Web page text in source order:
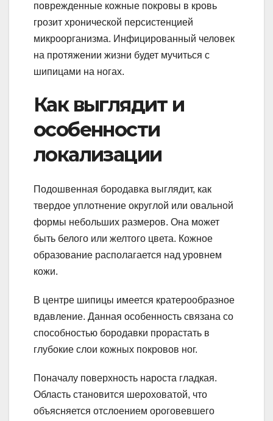
поврежденные кожные покровы в кровь
грозит хронической персистенцией
микроорганизма. Инфицированный человек
на протяжении жизни будет мучиться с
шипицами на ногах.
Как выглядит и
особенности
локализации
Подошвенная бородавка выглядит, как
твердое уплотнение округлой или овальной
формы небольших размеров. Она может
быть белого или желтого цвета. Кожное
образование располагается над уровнем
кожи.
В центре шипицы имеется кратерообразное
вдавление. Данная особенность связана со
способностью бородавки прорастать в
глубокие слои кожных покровов ног.
Поначалу поверхность нароста гладкая.
Область становится шероховатой, что
объясняется отслоением ороговевшего